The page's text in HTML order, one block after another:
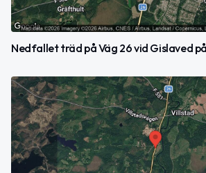
Nedfallet träd på Väg 26 vid Gislaved